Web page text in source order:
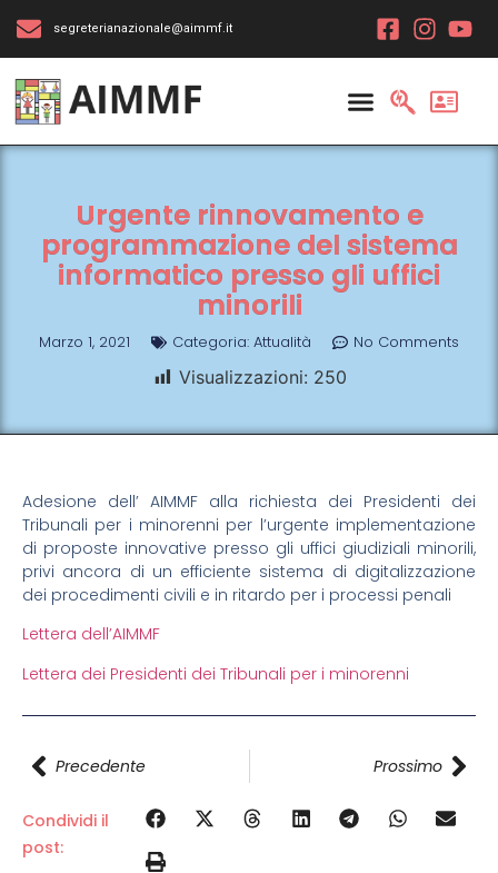
segreterianazionale@aimmf.it
Urgente rinnovamento e
programmazione del sistema
informatico presso gli uffici
minorili
Marzo 1, 2021 Categoria: Attualità No Comments
Visualizzazioni: 250
Adesione dell’ AIMMF alla richiesta dei Presidenti dei
Tribunali per i minorenni per l’urgente implementazione
di proposte innovative presso gli uffici giudiziali minorili,
privi ancora di un efficiente sistema di digitalizzazione
dei procedimenti civili e in ritardo per i processi penali
Lettera dell’AIMMF
Lettera dei Presidenti dei Tribunali per i minorenni
Precedente Prossimo
Condividi il
post: